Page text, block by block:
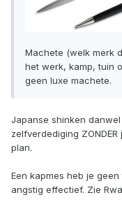
Machete (welk merk
het werk, kamp, tuin
geen luxe machete.
Japanse shinken
zelfverdediging
plan.
Een kapmes heb je
angstig effectief. Zie